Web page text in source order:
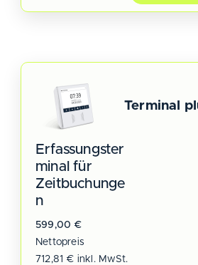
Terminal
Erfassungster
minal für
Zeitbuchunge
n
599,00 €
Nettopreis
712,81 € inkl. MwSt.